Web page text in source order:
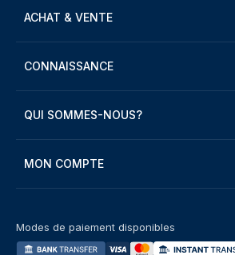
ACHAT & VENTE
CONNAISSANCE
QUI SOMMES-NOUS?
MON COMPTE
Modes de paiement disponibles